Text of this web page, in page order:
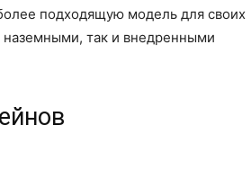
подходящую модель для своих
так и внедренными